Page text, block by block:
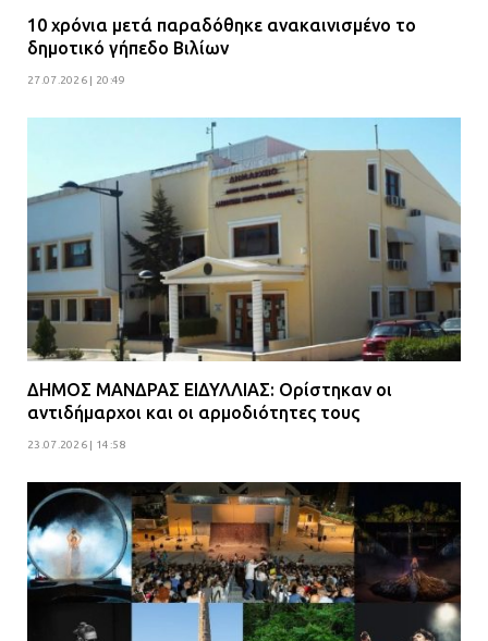
10 χρόνια μετά παραδόθηκε ανακαινισμένο το
δημοτικό γήπεδο Βιλίων
27.07.2026 | 20:49
ΔΗΜΟΣ ΜΑΝΔΡΑΣ ΕΙΔΥΛΛΙΑΣ: Ορίστηκαν οι
αντιδήμαρχοι και οι αρμοδιότητες τους
23.07.2026 | 14:58